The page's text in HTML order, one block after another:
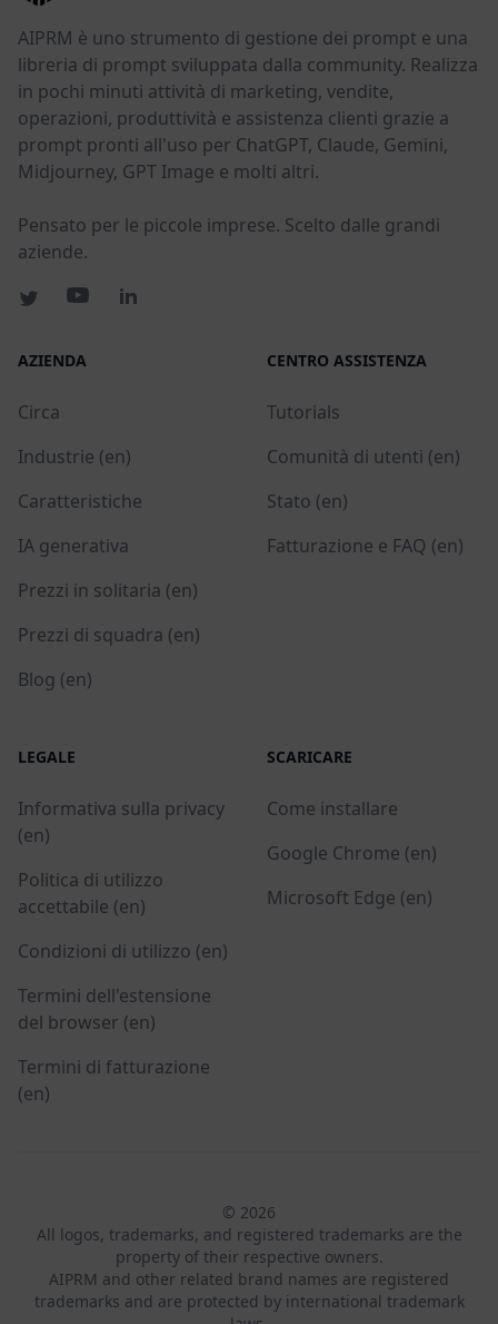
AIPRM è uno strumento di gestione dei prompt e una
libreria di prompt sviluppata dalla community. Realizza
in pochi minuti attività di marketing, vendite,
operazioni, produttività e assistenza clienti grazie a
prompt pronti all'uso per ChatGPT, Claude, Gemini,
Midjourney, GPT Image e molti altri.
Pensato per le piccole imprese. Scelto dalle grandi
aziende.
AZIENDA
Circa
Industrie (en)
Caratteristiche
IA generativa
Prezzi in solitaria (en)
Prezzi di squadra (en)
Blog (en)
CENTRO ASSISTENZA
Tutorials
Comunità di utenti (en)
Stato (en)
Fatturazione e FAQ (en)
LEGALE
Informativa sulla privacy
(en)
Politica di utilizzo
accettabile (en)
Condizioni di utilizzo (en)
Termini dell'estensione
del browser (en)
Termini di fatturazione
(en)
SCARICARE
Come installare
Google Chrome (en)
Microsoft Edge (en)
© 2026
All logos, trademarks, and registered trademarks are the
property of their respective owners.
AIPRM and other related brand names are registered
trademarks and are protected by international trademark